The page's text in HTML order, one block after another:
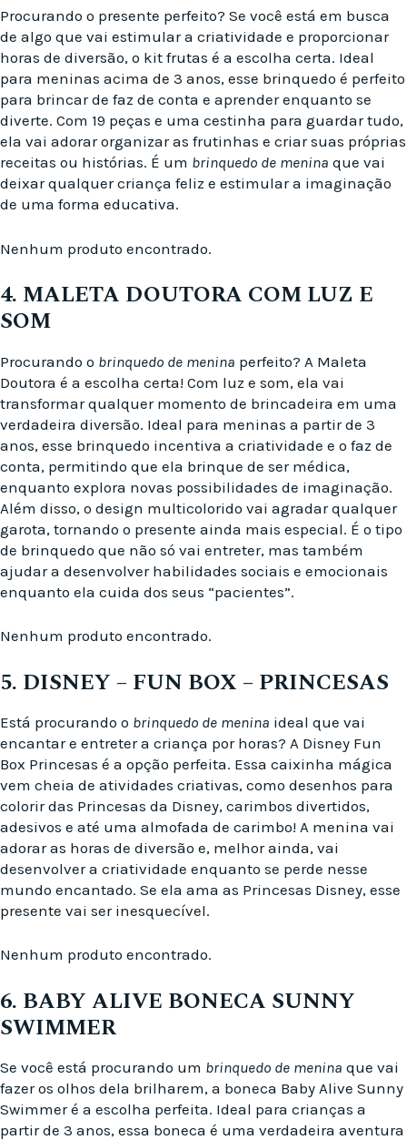
Procurando o presente perfeito? Se você está em busca
de algo que vai estimular a criatividade e proporcionar
horas de diversão, o kit frutas é a escolha certa. Ideal
para meninas acima de 3 anos, esse brinquedo é perfeito
para brincar de faz de conta e aprender enquanto se
diverte. Com 19 peças e uma cestinha para guardar tudo,
ela vai adorar organizar as frutinhas e criar suas próprias
receitas ou histórias. É um brinquedo de menina que vai
deixar qualquer criança feliz e estimular a imaginação
de uma forma educativa.
Nenhum produto encontrado.
4. MALETA DOUTORA COM LUZ E
SOM
Procurando o brinquedo de menina perfeito? A Maleta
Doutora é a escolha certa! Com luz e som, ela vai
transformar qualquer momento de brincadeira em uma
verdadeira diversão. Ideal para meninas a partir de 3
anos, esse brinquedo incentiva a criatividade e o faz de
conta, permitindo que ela brinque de ser médica,
enquanto explora novas possibilidades de imaginação.
Além disso, o design multicolorido vai agradar qualquer
garota, tornando o presente ainda mais especial. É o tipo
de brinquedo que não só vai entreter, mas também
ajudar a desenvolver habilidades sociais e emocionais
enquanto ela cuida dos seus “pacientes”.
Nenhum produto encontrado.
5. DISNEY – FUN BOX – PRINCESAS
Está procurando o brinquedo de menina ideal que vai
encantar e entreter a criança por horas? A Disney Fun
Box Princesas é a opção perfeita. Essa caixinha mágica
vem cheia de atividades criativas, como desenhos para
colorir das Princesas da Disney, carimbos divertidos,
adesivos e até uma almofada de carimbo! A menina vai
adorar as horas de diversão e, melhor ainda, vai
desenvolver a criatividade enquanto se perde nesse
mundo encantado. Se ela ama as Princesas Disney, esse
presente vai ser inesquecível.
Nenhum produto encontrado.
6. BABY ALIVE BONECA SUNNY
SWIMMER
Se você está procurando um brinquedo de menina que vai
fazer os olhos dela brilharem, a boneca Baby Alive Sunny
Swimmer é a escolha perfeita. Ideal para crianças a
partir de 3 anos, essa boneca é uma verdadeira aventura